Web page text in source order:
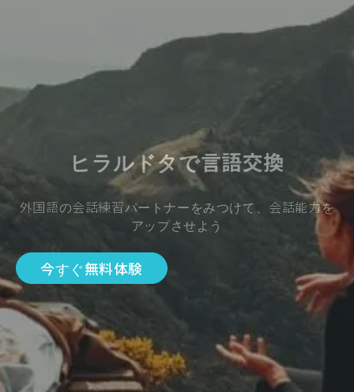
ヒラルドタで言語交換
外国語の会話練習パートナーをみつけて、会話能力を
アップさせよう
今すぐ無料体験